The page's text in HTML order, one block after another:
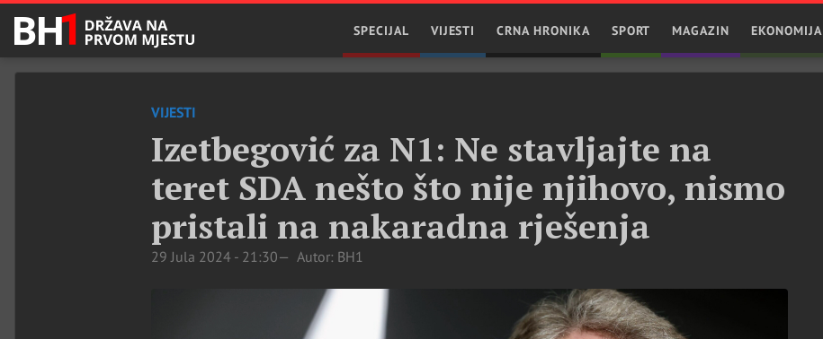
SPECIJAL VIJESTI CRNA HRONIKA SPORT MAGAZIN EKONOMIJA
VIJESTI
Izetbegović za N1: Ne stavljajte na
teret SDA nešto što nije njihovo, nismo
pristali na nakaradna rješenja
29 Jula 2024 - 21:30 Autor: BH1